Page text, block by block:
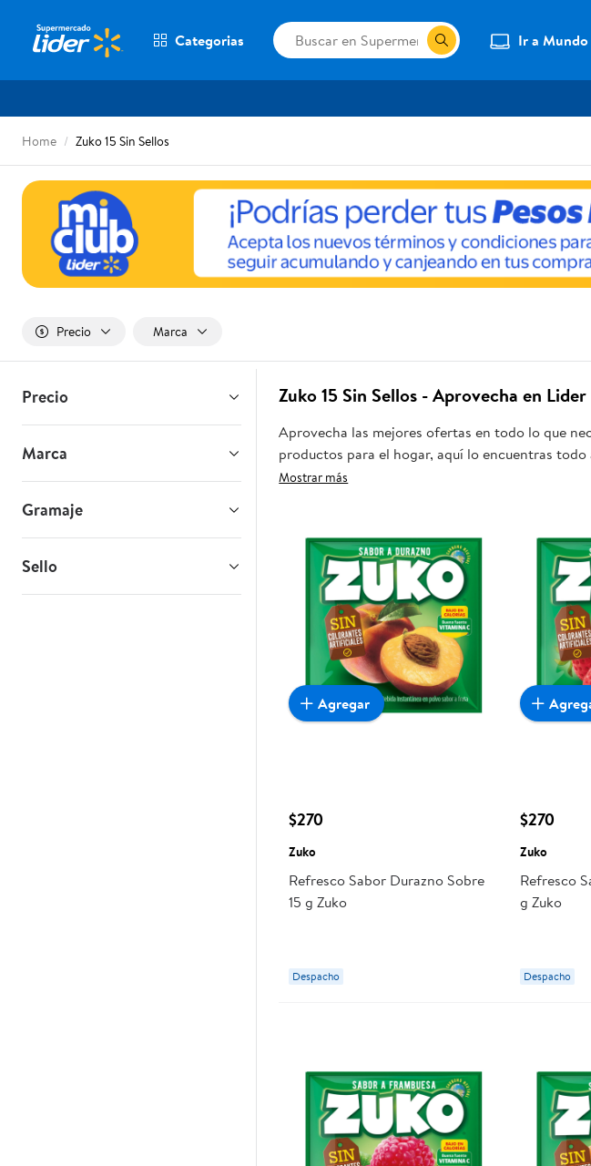
Categorias Ir a
Home Zuko 15 Sin Sellos
Precio Marca
Precio
Marca
Gramaje
Sello
Zuko 15 Sin Sellos - Aprovecha en Lider
Aprovecha las mejores ofertas en todo lo que
productos para el hogar, aquí lo encuentras
oportunidad sea realmente conveniente para ti y
Mostrar más
$270
Zuko
Refresco Sabor Durazno Sobre
15 g Zuko
Despacho
Agregar
$270
Zuko
Refresco
g Zuko
Despacho